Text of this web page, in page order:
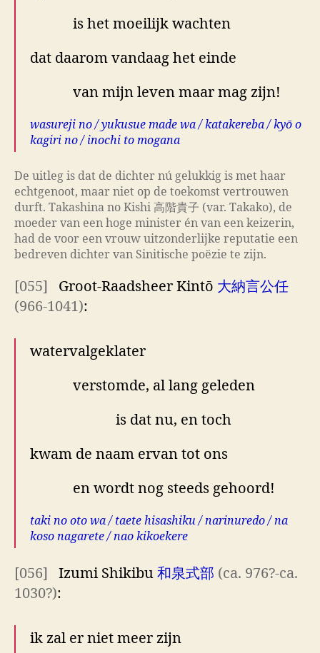
is het moeilijk wachten
dat daarom vandaag het einde
van mijn leven maar mag zijn!
wasureji no / yukusue made wa / katakereba / kyō o
kagiri no / inochi to mogana
De uitleg is dat de dichter nú gelukkig is met haar
echtgenoot, maar niet op de toekomst vertrouwen
durft. Takashina no Kishi 高階貴子 (var. Takako), de
moeder van een hoge minister én van een keizerin,
had de voor een vrouw uitzonderlijke reputatie een
bedreven dichter van Sinitische poëzie te zijn.
[055] Groot-Raadsheer Kintō 大納言公任
(966-1041):
watervalgeklater
verstomde, al lang geleden
is dat nu, en toch
kwam de naam ervan tot ons
en wordt nog steeds gehoord!
taki no oto wa / taete hisashiku / narinuredo / na
koso nagarete / nao kikoekere
[056] Izumi Shikibu 和泉式部 (ca. 976?-ca.
1030?):
ik zal er niet meer zijn